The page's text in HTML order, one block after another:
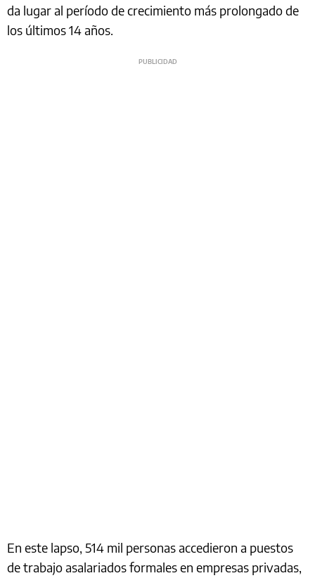
da lugar al período de crecimiento más prolongado de
los últimos 14 años.
En este lapso, 514 mil personas accedieron a puestos
de trabajo asalariados formales en empresas privadas,